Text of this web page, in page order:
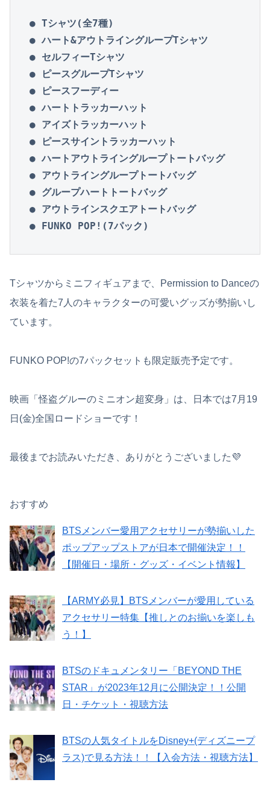
● Tシャツ(全7種)
● ハート&アウトライングループTシャツ
● セルフィーTシャツ
● ピースグループTシャツ
● ピースフーディー
● ハートトラッカーハット
● アイズトラッカーハット
● ピースサイントラッカーハット
● ハートアウトライングループトートバッグ
● アウトライングループトートバッグ
● グループハートトートバッグ
● アウトラインスクエアトートバッグ
● FUNKO POP!(7パック)
Tシャツからミニフィギュアまで、Permission to Danceの
衣装を着た7人のキャラクターの可愛いグッズが勢揃いし
ています。
FUNKO POP!の7パックセットも限定販売予定です。
映画「怪盗グルーのミニオン超変身」は、日本では7月19
日(金)全国ロードショーです！
最後までお読みいただき、ありがとうございました💜
おすすめ
BTSメンバー愛用アクセサリーが勢揃いした
ポップアップストアが日本で開催決定！！
【開催日・場所・グッズ・イベント情報】
【ARMY必見】BTSメンバーが愛用している
アクセサリー特集【推しとのお揃いを楽しも
う！】
BTSのドキュメンタリー「BEYOND THE
STAR」が2023年12月に公開決定！！公開
日・チケット・視聴方法
BTSの人気タイトルをDisney+(ディズニープ
ラス)で見る方法！！【入会方法・視聴方法】